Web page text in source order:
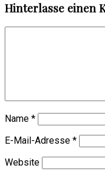
Hinterlasse einen
Name *
E-Mail-Adresse *
Website